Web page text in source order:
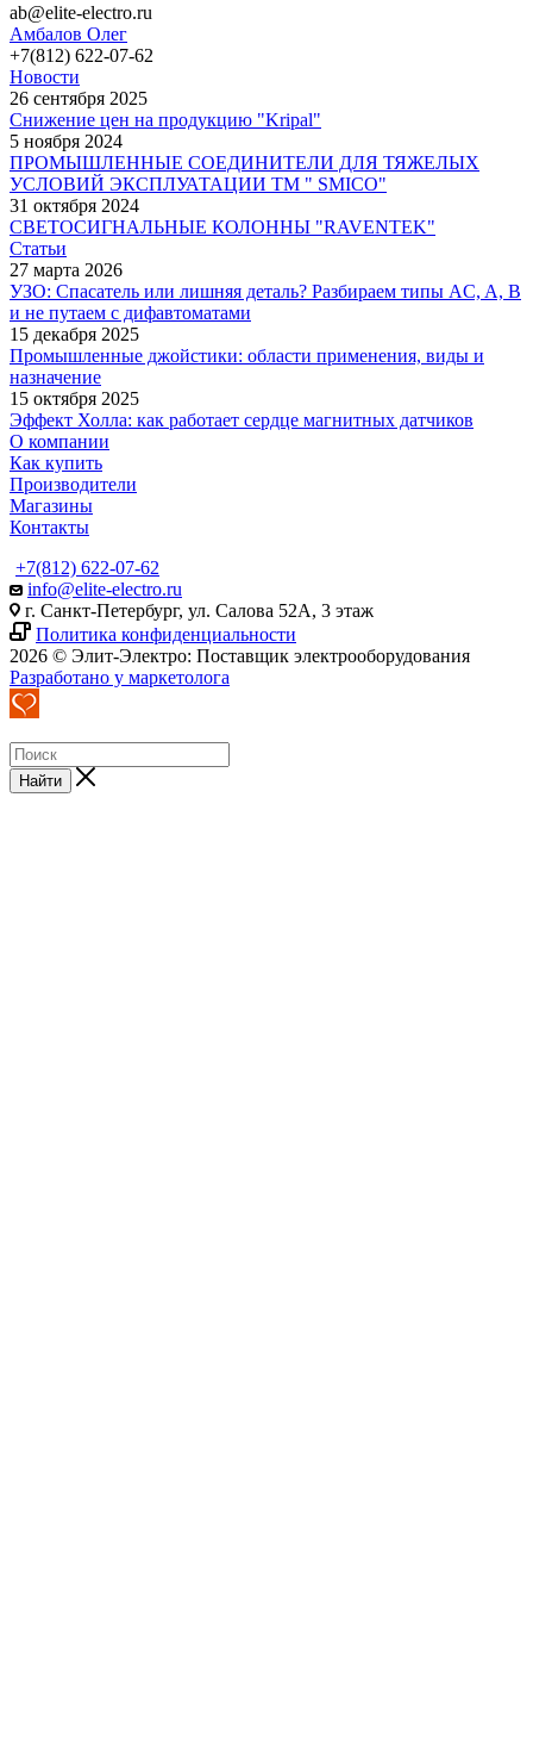
ab@elite-electro.ru
Амбалов Олег
+7(812) 622-07-62
Новости
26 сентября 2025
Снижение цен на продукцию "Kripal"
5 ноября 2024
ПРОМЫШЛЕННЫЕ СОЕДИНИТЕЛИ ДЛЯ ТЯЖЕЛЫХ
УСЛОВИЙ ЭКСПЛУАТАЦИИ TM " SMICO"
31 октября 2024
СВЕТОСИГНАЛЬНЫЕ КОЛОННЫ "RAVENTEK"
Статьи
27 марта 2026
УЗО: Спасатель или лишняя деталь? Разбираем типы AC, A, B
и не путаем с дифавтоматами
15 декабря 2025
Промышленные джойстики: области применения, виды и
назначение
15 октября 2025
Эффект Холла: как работает сердце магнитных датчиков
О компании
Как купить
Производители
Магазины
Контакты
+7(812) 622-07-62
info@elite-electro.ru
г. Санкт-Петербург, ул. Салова 52А, 3 этаж
Политика конфиденциальности
2026 © Элит-Электро: Поставщик электрооборудования
Разработано у маркетолога
Найти